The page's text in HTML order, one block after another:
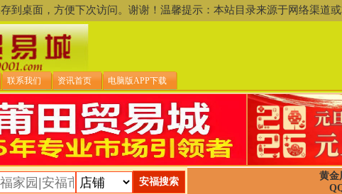
到桌面，方便下次访问。谢谢！温馨提示：本站目录来源于网络渠道
联系我们 资讯首页 电脑版APP下载
黄金